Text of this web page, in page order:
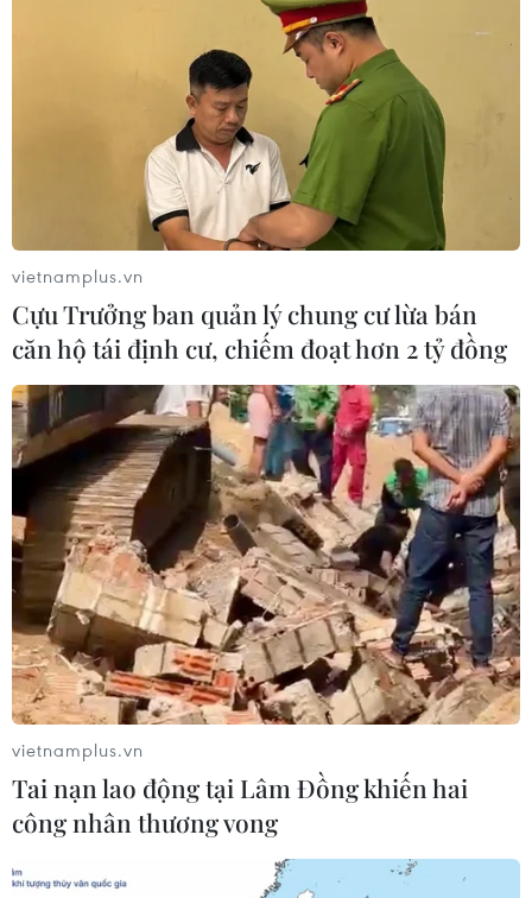
Tân CEO của Boeing nhấn mạnh ''sự minh
bạch, chính trực''
Trong thư điện tử gửi tới các nhân viên Boeing, ông
David Calhoun nhấn mạnh hãng cần phải củng cố văn
hóa doanh nghiệp, trong đó chú trọng "sự minh bạch và
chính trực."
vietnamplus.vn
Cựu Trưởng ban quản lý chung cư lừa bán
căn hộ tái định cư, chiếm đoạt hơn 2 tỷ đồng
vietnamplus.vn
Tai nạn lao động tại Lâm Đồng khiến hai
công nhân thương vong